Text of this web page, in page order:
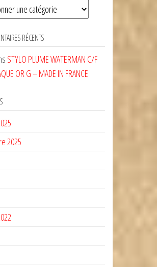
RÉCENTS
STYLO PLUME WATERMAN C/F
OR G – MADE IN FRANCE
2025